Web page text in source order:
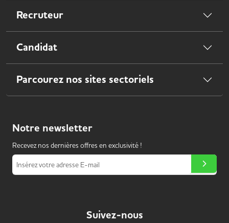
Recruteur
Candidat
Parcourez nos sites sectoriels
Notre newsletter
Recevez nos dernières offres en exclusivité !
Insérez votre adresse E-mail
Suivez-nous